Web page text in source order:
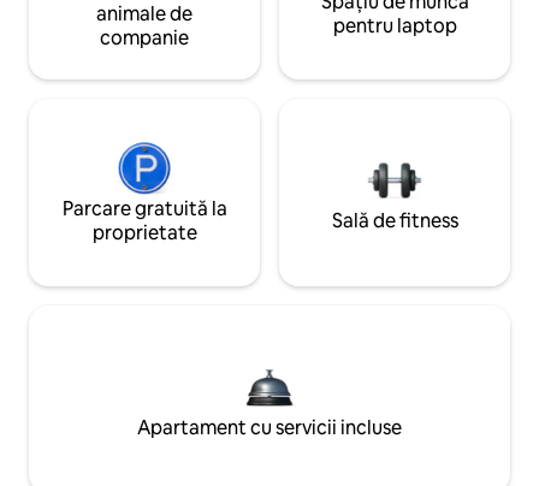
animale de
companie
pentru laptop
Parcare gratuită la
proprietate
Sală de fitness
Apartament cu servicii incluse